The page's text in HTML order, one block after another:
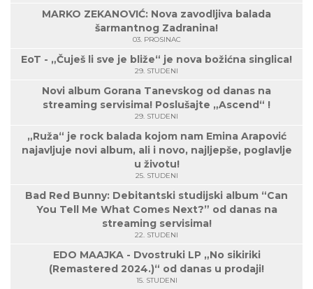
MARKO ZEKANOVIĆ: Nova zavodljiva balada
šarmantnog Zadranina!
03. PROSINAC
EoT - „Čuješ li sve je bliže“ je nova božićna singlica!
29. STUDENI
Novi album Gorana Tanevskog od danas na
streaming servisima! Poslušajte „Ascend“ !
29. STUDENI
„Ruža“ je rock balada kojom nam Emina Arapović
najavljuje novi album, ali i novo, najljepše, poglavlje
u životu!
25. STUDENI
Bad Red Bunny: Debitantski studijski album “Can
You Tell Me What Comes Next?” od danas na
streaming servisima!
22. STUDENI
EDO MAAJKA - Dvostruki LP „No sikiriki
(Remastered 2024.)“ od danas u prodaji!
15. STUDENI